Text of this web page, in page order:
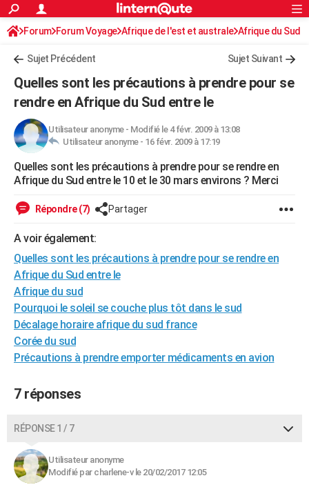
ACTUALITÉS
Politique
Société
Faits Divers
Education
Monde
Villes
+
Programme TV
Streaming
Sorties cinéma
Musique
FINANCE
Retraite
Impôts
Epargne
Immobilier
Risques naturels par ville
Banque
Assurance
Crédit
AUTO
Essais
Réserver un essai
Citadines
Berlines
SUV
Forum auto
HIGH-TECH
Mobiles
Meilleur smartphone
Internet
Ordinateurs
Jeux vidéo
Guide high-tech
+BRICOLAGE
Forum
Aménagement intérieur
Extérieur
Cuisine
Salle de bains
Jardinage
Rangement
WEEK-END
Guides de France
Escapades
Patrimoine
Expositions
Musées
Week-end nature
+LIFESTYLE
Art de vivre
Bien-être
Loisirs
Mode
Modes de vie
SANTE
Alimentation
Guide de la santé
Maladies
Médicaments
Sommeil
VOYAGE
Destinations
City break
Voyage nature
Voyage de noces
Forum
Climat
+PHOTO
GUIDES D'ACHAT
Carte de Noël
Carte Bonne année
Carte Saint-Valentin
Carte Pâques
Carte d'anniversaire
Dictionnaire
Biographies
Citations
Expressions
Proverbes
PROGRAMME TV
Rechercher
S'inscrire
Connexion
Forum Forum Voyage Afrique de l'est et australe Afrique du Sud
Sujet Précédent Sujet Suivant
Quelles sont les précautions à prendre pour se
rendre en Afrique du Sud entre le
Utilisateur anonyme- Modifié le 4 févr. 2009 à 13:08
Utilisateur anonyme - 16 févr. 2009 à 17:19
Quelles sont les précautions à prendre pour se rendre en
Afrique du Sud entre le 10 et le 30 mars environs ? Merci
Répondre (7) Partager
A voir également:
Quelles sont les précautions à prendre pour se rendre en
Afrique du Sud entre le
Afrique du sud
Pourquoi le soleil se couche plus tôt dans le sud
Décalage horaire afrique du sud france
Corée du sud
Précautions à prendre emporter médicaments en avion
7 réponses
RÉPONSE 1 / 7
Utilisateur anonyme
Modifié par charlene-v le 20/02/2017 12:05